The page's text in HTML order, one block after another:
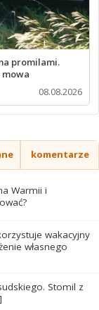
promilami.
mowa
08.08.2026
komentarze
Warmii i
wakacyjny
własnego
Stomil z